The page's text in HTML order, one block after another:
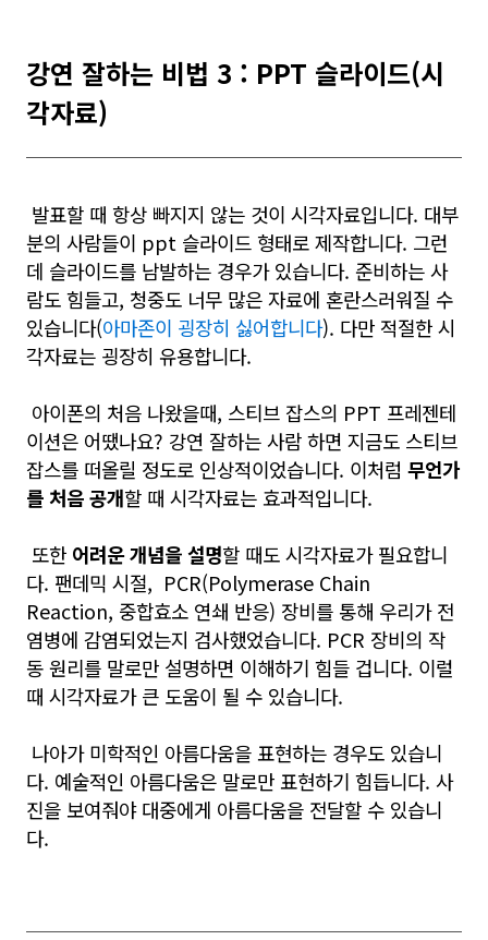
강연 잘하는 비법 3 : PPT 슬라이드(시
각자료)
발표할 때 항상 빠지지 않는 것이 시각자료입니다. 대부
분의 사람들이 ppt 슬라이드 형태로 제작합니다. 그런
데 슬라이드를 남발하는 경우가 있습니다. 준비하는 사
람도 힘들고, 청중도 너무 많은 자료에 혼란스러워질 수
있습니다(아마존이 굉장히 싫어합니다). 다만 적절한 시
각자료는 굉장히 유용합니다.
아이폰의 처음 나왔을때, 스티브 잡스의 PPT 프레젠테
이션은 어땠나요? 강연 잘하는 사람 하면 지금도 스티브
잡스를 떠올릴 정도로 인상적이었습니다. 이처럼 무언가
를 처음공개할 때 시각자료는 효과적입니다.
또한 어려운 개념을 설명할 때도 시각자료가 필요합니
다. 팬데믹 시절, PCR(Polymerase Chain
Reaction, 중합효소 연쇄 반응) 장비를 통해 우리가 전
염병에 감염되었는지 검사했었습니다. PCR 장비의 작
동 원리를 말로만 설명하면 이해하기 힘들 겁니다. 이럴
때 시각자료가 큰 도움이 될 수 있습니다.
나아가 미학적인 아름다움을 표현하는 경우도 있습니
다. 예술적인 아름다움은 말로만 표현하기 힘듭니다. 사
진을 보여줘야 대중에게 아름다움을 전달할 수 있습니
다.